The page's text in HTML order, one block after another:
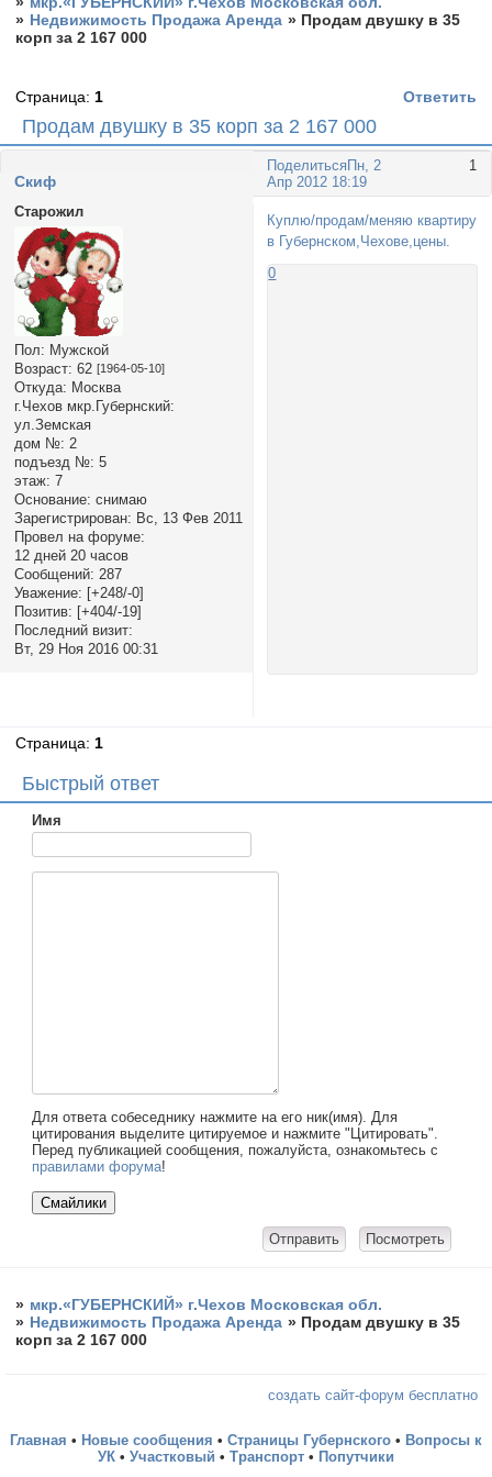
» Недвижимость Продажа Аренда » Продам двушку в 35
корп за 2 167 000
Продам двушку в 35 корп за 2 167 000
Страница: 1 Ответить
Поделиться 1
Пн, 2
Апр 2012 18:19
Cкиф
Старожил
Пол: Мужской
Возраст: 62 [1964-05-10]
Откуда: Москва
г.Чехов мкр.Губернский:
ул.Земская
дом №: 2
подъезд №: 5
этаж: 7
Основание: снимаю
Зарегистрирован: Вс, 13 Фев 2011
Провел на форуме:
12 дней 20 часов
Сообщений: 287
Уважение: [+248/-0]
Позитив: [+404/-19]
Последний визит:
Вт, 29 Ноя 2016 00:31
Куплю/продам/меняю квартиру
в Губернском,Чехове,цены.
0
Страница: 1
Быстрый ответ
Имя
Для ответа собеседнику нажмите на его ник(имя). Для
цитирования выделите цитируемое и нажмите "Цитировать".
Перед публикацией сообщения, пожалуйста, ознакомьтесь с
правилами форума!
» мкр.«ГУБЕРНСКИЙ» г.Чехов Московская обл.
» Недвижимость Продажа Аренда » Продам двушку в 35
корп за 2 167 000
создать сайт-форум бесплатно
Главная • Новые сообщения • Страницы Губернского • Вопросы к
УК • Участковый • Транспорт • Попутчики